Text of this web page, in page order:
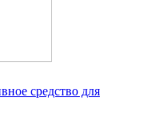
средство для